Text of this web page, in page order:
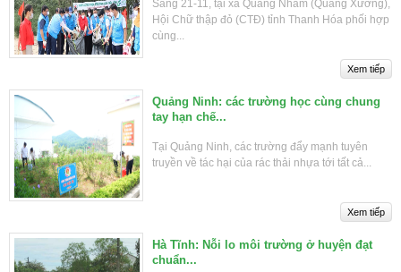
Sáng 21-11, tại xã Quảng Nham (Quảng Xương),
Hội Chữ thập đỏ (CTĐ) tỉnh Thanh Hóa phối hợp
cùng...
Quảng Ninh: các trường học cùng chung
tay hạn chế...
Tại Quảng Ninh, các trường đẩy mạnh tuyên
truyền về tác hại của rác thải nhựa tới tất cả...
Hà Tĩnh: Nỗi lo môi trường ở huyện đạt
chuẩn...